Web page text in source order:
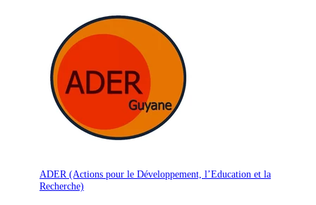
ADER (Actions pour le Développement, l’Education et la
Recherche)